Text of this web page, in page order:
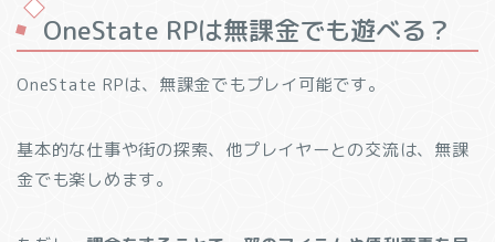
OneState RPは無課金でも遊べる？
OneState RPは、無課金でもプレイ可能です。
基本的な仕事や街の探索、他プレイヤーとの交流は、無課
金でも楽しめます。